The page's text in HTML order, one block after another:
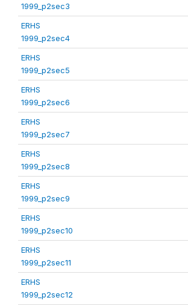
1999_p2sec3
ERHS
1999_p2sec4
ERHS
1999_p2sec5
ERHS
1999_p2sec6
ERHS
1999_p2sec7
ERHS
1999_p2sec8
ERHS
1999_p2sec9
ERHS
1999_p2sec10
ERHS
1999_p2sec11
ERHS
1999_p2sec12